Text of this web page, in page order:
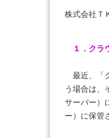
株式会社
１．クラ
最近、「
う場合は、
サーバー）
ー）に保管